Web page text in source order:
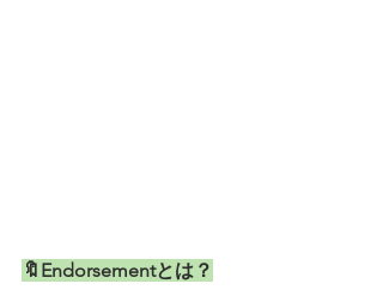
🔖Endorsementとは？